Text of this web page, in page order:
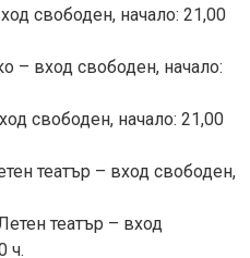
свободен, начало: 21,00
– вход свободен, начало:
свободен, начало: 21,00
театър – вход свободен,
театър – вход
ч.